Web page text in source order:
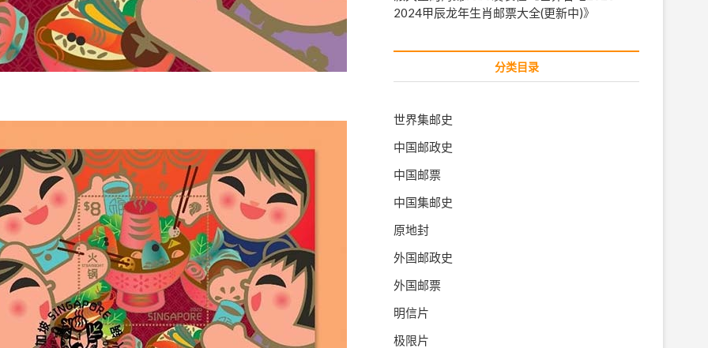
2024甲辰龙年生肖邮票大全(更新中)》
分类目录
世界集邮史
中国邮政史
中国邮票
中国集邮史
原地封
外国邮政史
外国邮票
明信片
极限片